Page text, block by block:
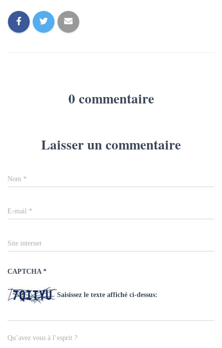
0 commentaire
Laisser un commentaire
Nom *
E-mail *
Site internet
CAPTCHA *
Saisissez le texte affiché ci-dessus:
Qu’avez vous à l’esprit ?